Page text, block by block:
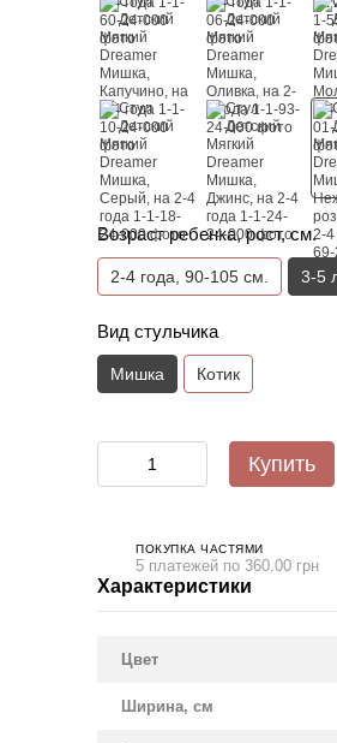
Возраст ребенка, рост, см.
2-4 года, 90-105 см. 3-5
Вид стульчика
Мишка Котик
Купить
ПОКУПКА ЧАСТЯМИ
5 платежей по 360.00 грн
Характеристики
Цвет
Ширина, см